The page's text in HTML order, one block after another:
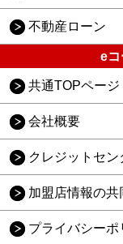
不動産ローン
eコ
共通TOPページ
会社概要
クレジットセン
加盟店情報の共
プライバシーポ